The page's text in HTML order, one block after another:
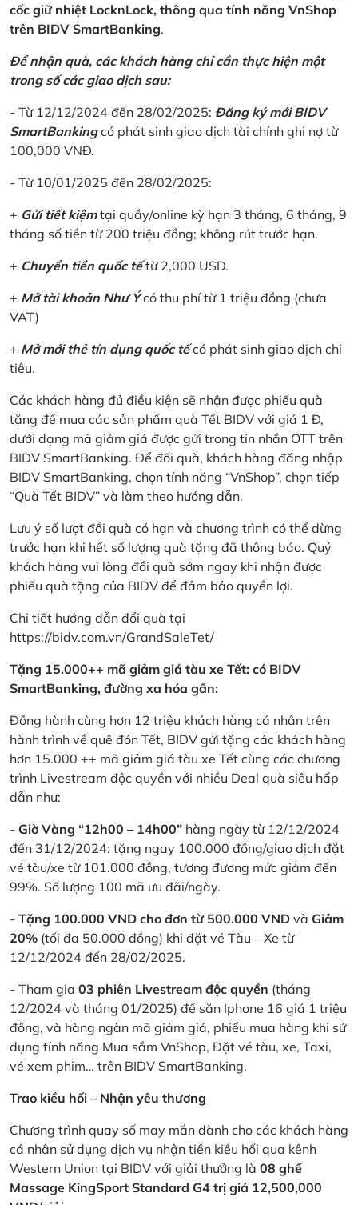
cốc giữ nhiệt LocknLock, thông qua tính năng VnShop
trên BIDV SmartBanking.
Để nhận quà, các khách hàng chỉ cần thực hiện một
trong số các giao dịch sau:
- Từ 12/12/2024 đến 28/02/2025: Đăng ký mới BIDV
SmartBankingcó phát sinh giao dịch tài chính ghi nợ từ
100,000 VNĐ.
- Từ 10/01/2025 đến 28/02/2025:
+ Gửi tiết kiệmtại quầy/online kỳ hạn 3 tháng, 6 tháng, 9
tháng số tiền từ 200 triệu đồng; không rút trước hạn.
+ Chuyển tiền quốc tếtừ 2,000 USD.
+ Mở tài khoản Như Ýcó thu phí từ 1 triệu đồng (chưa
VAT)
+ Mở mới thẻ tín dụng quốc tếcó phát sinh giao dịch chi
tiêu.
Các khách hàng đủ điều kiện sẽ nhận được phiếu quà
tặng để mua các sản phẩm quà Tết BIDV với giá 1 Đ,
dưới dạng mã giảm giá được gửi trong tin nhắn OTT trên
BIDV SmartBanking. Để đối quà, khách hàng đăng nhập
BIDV SmartBanking, chọn tính năng “VnShop”, chọn tiếp
“Quà Tết BIDV” và làm theo hướng dẫn.
Lưu ý số lượt đổi quà có hạn và chương trình có thể dừng
trước hạn khi hết số lượng quà tặng đã thông báo. Quý
khách hàng vui lòng đổi quà sớm ngay khi nhận được
phiếu quà tặng của BIDV để đảm bảo quyền lợi.
Chi tiết hướng dẫn đổi quà tại
https://bidv.com.vn/GrandSaleTet/
Tặng 15.000++ mã giảm giá tàu xe Tết: có BIDV
SmartBanking, đường xa hóa gần:
Đồng hành cùng hơn 12 triệu khách hàng cá nhân trên
hành trình về quê đón Tết, BIDV gửi tặng các khách hàng
hơn 15.000 ++ mã giảm giá tàu xe Tết cùng các chương
trình Livestream độc quyền với nhiều Deal quà siêu hấp
dẫn như:
- Giờ Vàng “12h00 – 14h00” hàng ngày từ 12/12/2024
đến 31/12/2024: tặng ngay 100.000 đồng/giao dịch đặt
vé tàu/xe từ 101.000 đồng, tương đương mức giảm đến
99%. Số lượng 100 mã ưu đãi/ngày.
- Tặng 100.000 VND cho đơn từ 500.000 VND và Giảm
20% (tối đa 50.000 đồng) khi đặt vé Tàu – Xe từ
12/12/2024 đến 28/02/2025.
- Tham gia 03 phiên Livestream độc quyền (tháng
12/2024 và tháng 01/2025) để săn Iphone 16 giá 1 triệu
đồng, và hàng ngàn mã giảm giá, phiếu mua hàng khi sử
dụng tính năng Mua sắm VnShop, Đặt vé tàu, xe, Taxi,
vé xem phim… trên BIDV SmartBanking.
Trao kiều hối – Nhận yêu thương
Chương trình quay số may mắn dành cho các khách hàng
cá nhân sử dụng dịch vụ nhận tiền kiều hối qua kênh
Western Union tại BIDV với giải thưởng là 08 ghế
Massage KingSport Standard G4 trị giá 12,500,000